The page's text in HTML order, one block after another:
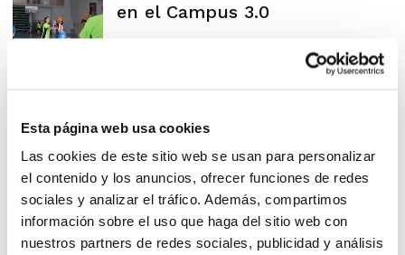
Esta página web usa cookies
Las cookies de este sitio web se usan para personalizar
el contenido y los anuncios, ofrecer funciones de redes
sociales y analizar el tráfico. Además, compartimos
información sobre el uso que haga del sitio web con
nuestros partners de redes sociales, publicidad y análisis
en el Campus 3.0
Campus Mini: Una nueva
edición para recordar